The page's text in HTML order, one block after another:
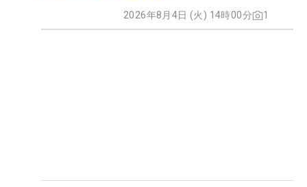
2026年8月4日 (火) 14時00分 1